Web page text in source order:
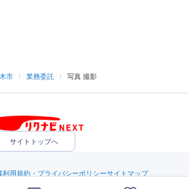
市 / 業務委託 / 写真 撮影
サイトトップへ
利用規約・プライバシーポリシーサイトマップ